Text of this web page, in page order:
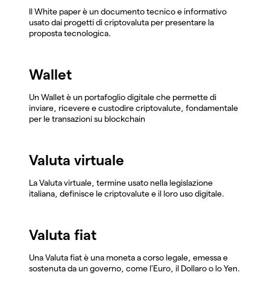
Il White paper è un documento tecnico e informativo
usato dai progetti di criptovaluta per presentare la
proposta tecnologica.
Wallet
Un Wallet è un portafoglio digitale che permette di
inviare, ricevere e custodire criptovalute, fondamentale
per le transazioni su blockchain
Valuta virtuale
La Valuta virtuale, termine usato nella legislazione
italiana, definisce le criptovalute e il loro uso digitale.
Valuta fiat
Una Valuta fiat è una moneta a corso legale, emessa e
sostenuta da un governo, come l'Euro, il Dollaro o lo Yen.